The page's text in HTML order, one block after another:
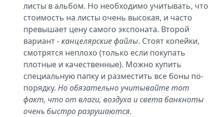
листы в альбом. Но необходимо учитывать, что
стоимость на листы очень высокая, и часто
превышает цену самого экспоната. Второй
вариант -канцелярские файлы. Стоят копейки,
смотрятся неплохо (только если покупать
плотные и качественные). Можно купить
специальную папку и разместить все боны по-
порядку. Но обязательно учитывайте тот
факт, что от влаги, воздуха и света банкноты
очень быстро разрушаются.